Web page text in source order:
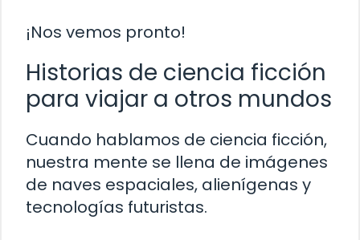
¡Nos vemos pronto!
Historias de ciencia ficción
para viajar a otros mundos
Cuando hablamos de ciencia ficción,
nuestra mente se llena de imágenes
de naves espaciales, alienígenas y
tecnologías futuristas.